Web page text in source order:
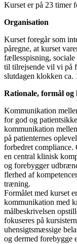
Kurset er på 23 timer
Organisation
Kurset foregår som
påregne, at kurset
fællesspisning,
til tilrejsende vil vi på
slutdagen klokken ca.
Rationale, formål
Kommunikation
for god og
kommunikation
på patienternes
forbedret compliance.
en central klinisk
og forebygger
flerhed af
træning.
Formålet med kurset
kommunikation med
målbeskrivelsen
fokuseres på
uhensigtsmæssige
og dermed forebygge